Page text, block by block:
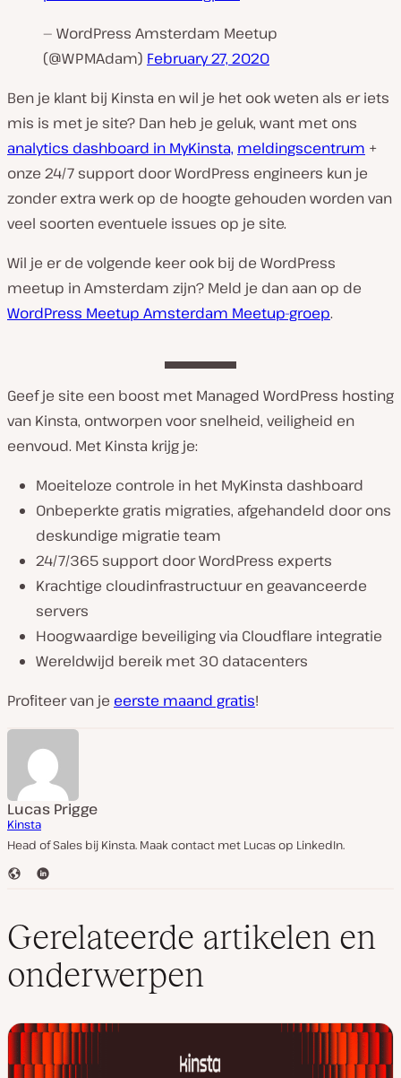
— WordPress Amsterdam Meetup
(@WPMAdam) February 27, 2020
Ben je klant bij Kinsta en wil je het ook weten als er iets
mis is met je site? Dan heb je geluk, want met ons
analytics dashboard in MyKinsta, meldingscentrum +
onze 24/7 support door WordPress engineers kun je
zonder extra werk op de hoogte gehouden worden van
veel soorten eventuele issues op je site.
Wil je er de volgende keer ook bij de WordPress
meetup in Amsterdam zijn? Meld je dan aan op de
WordPress Meetup Amsterdam Meetup-groep.
Geef je site een boost met Managed WordPress hosting
van Kinsta, ontworpen voor snelheid, veiligheid en
eenvoud. Met Kinsta krijg je:
Moeiteloze controle in het MyKinsta dashboard
Onbeperkte gratis migraties, afgehandeld door ons
deskundige migratie team
24/7/365 support door WordPress experts
Krachtige cloudinfrastructuur en geavanceerde
servers
Hoogwaardige beveiliging via Cloudflare integratie
Wereldwijd bereik met 30 datacenters
Profiteer van je eerste maand gratis!
Lucas Prigge
Kinsta
Head of Sales bij Kinsta. Maak contact met Lucas op LinkedIn.
W
s
i
e
L
e
I
n
Gerelateerde artikelen en
onderwerpen